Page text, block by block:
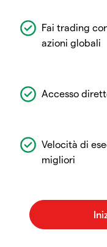
Fai trading
azioni globali
Accesso
Velocità di
migliori